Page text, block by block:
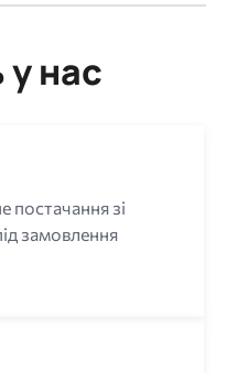
нас
постачання зі
замовлення